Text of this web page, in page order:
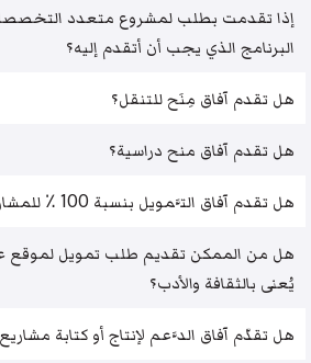
إذا تقدمت بطلب لمشروع متعدد
البرنامج الذي يجب أن أتقدم إليه؟
هل تقدم آفاق مِنَح للتنقل؟
هل تقدم آفاق منح دراسية؟
هل تقدم آفاق التَّمويل بنسبة 100 ٪ للمشاريع؟
هل من الممكن تقديم طلب تمويل لموقع
يُعنى بالثقافة والأدب؟
هل تقدّم آفاق الدَّعم لإنتاج أو كتابة مشاريع